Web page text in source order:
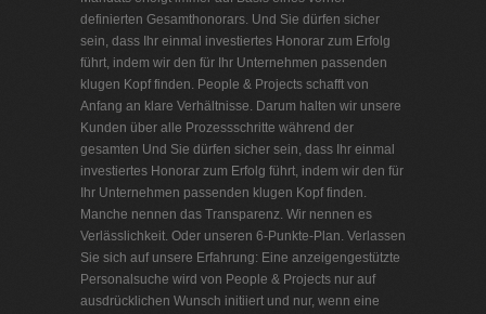
definierten Gesamthonorars. Und Sie dürfen sicher
sein, dass Ihr einmal investiertes Honorar zum Erfolg
führt, indem wir den für Ihr Unternehmen passenden
klugen Kopf finden. People & Projects schafft von
Anfang an klare Verhältnisse. Darum halten wir unsere
Kunden über alle Prozessschritte während der
gesamten Und Sie dürfen sicher sein, dass Ihr einmal
investiertes Honorar zum Erfolg führt, indem wir den für
Ihr Unternehmen passenden klugen Kopf finden.
Manche nennen das Transparenz. Wir nennen es
Verlässlichkeit. Oder unseren 6-Punkte-Plan. Verlassen
Sie sich auf unsere Erfahrung: Eine anzeigengestützte
Personalsuche wird von People & Projects nur auf
ausdrücklichen Wunsch initiiert und nur, wenn eine